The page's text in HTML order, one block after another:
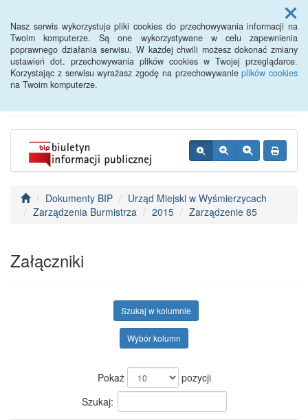
Nasz serwis wykorzystuje pliki cookies do przechowywania informacji na
Twoim komputerze. Są one wykorzystywane w celu zapewnienia
poprawnego działania serwisu. W każdej chwili możesz dokonać zmiany
ustawień dot. przechowywania plików cookies w Twojej przeglądarce.
Korzystając z serwisu wyrażasz zgodę na przechowywanieplików cookies
na Twoim komputerze.
Menu
BIP - Urząd Miejski
Wyśmierzyce
Dokumenty BIP
Urząd Miejski w Wyśmierzycach
Zarządzenia Burmistrza
2015 Zarządzenie 85
Załączniki
Szukaj w kolumnie
Wybór kolumn
Pokaż
pozycji
Szukaj: